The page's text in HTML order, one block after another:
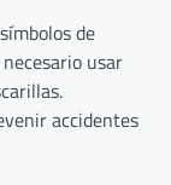
de
usar
accidentes